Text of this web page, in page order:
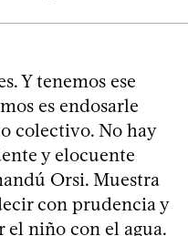
Y tenemos ese
es endosarle
colectivo. No hay
y elocuente
Orsi. Muestra
con prudencia y
el niño con el agua.